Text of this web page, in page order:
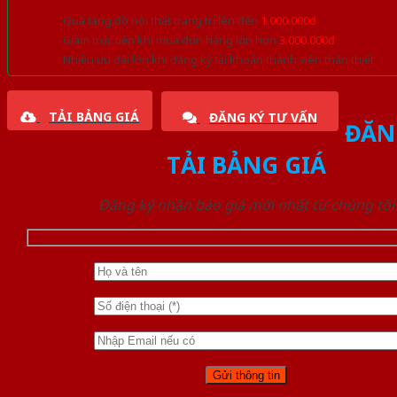
Quà tặng đồ nội thất trang trí lên đến 1.000.000đ
Giảm trực tiếp khi mua đơn hàng lớn hơn 3.000.000đ
Nhiều ưu đãi lớn khi đăng ký tài khoản thành viên thân thiết
TẢI BẢNG GIÁ ĐĂNG KÝ TƯ VẤN
TẢI BẢNG GIÁ
Đăng ký nhận báo giá mới nhất từ chúng tôi